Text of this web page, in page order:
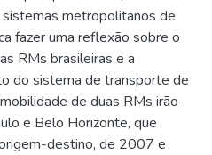
metropolitanos de
fazer uma reflexão sobre o
RMs brasileiras e a
do sistema de transporte de
de duas RMs irão
e Belo Horizonte, que
destino, de 2007 e